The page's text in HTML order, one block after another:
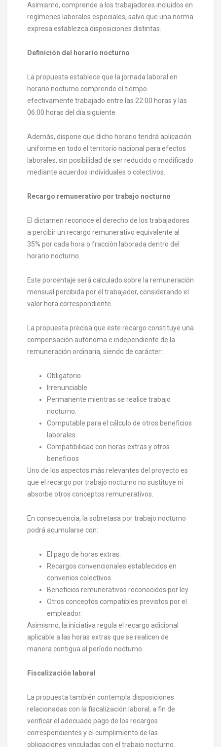
Asimismo, comprende a los trabajadores incluidos en
regímenes laborales especiales, salvo que una norma
expresa establezca disposiciones distintas.
Definición del horario nocturno
La propuesta establece que la jornada laboral en
horario nocturno comprende el tiempo
efectivamente trabajado entre las 22:00 horas y las
06:00 horas del día siguiente.
Además, dispone que dicho horario tendrá aplicación
uniforme en todo el territorio nacional para efectos
laborales, sin posibilidad de ser reducido o modificado
mediante acuerdos individuales o colectivos.
Recargo remunerativo por trabajo nocturno
El dictamen reconoce el derecho de los trabajadores
a percibir un recargo remunerativo equivalente al
35% por cada hora o fracción laborada dentro del
horario nocturno.
Este porcentaje será calculado sobre la remuneración
mensual percibida por el trabajador, considerando el
valor hora correspondiente.
La propuesta precisa que este recargo constituye una
compensación autónoma e independiente de la
remuneración ordinaria, siendo de carácter:
Obligatorio.
Irrenunciable.
Permanente mientras se realice trabajo
nocturno.
Computable para el cálculo de otros beneficios
laborales.
Compatibilidad con horas extras y otros
beneficios
Uno de los aspectos más relevantes del proyecto es
que el recargo por trabajo nocturno no sustituye ni
absorbe otros conceptos remunerativos.
En consecuencia, la sobretasa por trabajo nocturno
podrá acumularse con:
El pago de horas extras.
Recargos convencionales establecidos en
convenios colectivos.
Beneficios remunerativos reconocidos por ley.
Otros conceptos compatibles previstos por el
empleador.
Asimismo, la iniciativa regula el recargo adicional
aplicable a las horas extras que se realicen de
manera contigua al período nocturno.
Fiscalización laboral
La propuesta también contempla disposiciones
relacionadas con la fiscalización laboral, a fin de
verificar el adecuado pago de los recargos
correspondientes y el cumplimiento de las
obligaciones vinculadas con el trabajo nocturno.